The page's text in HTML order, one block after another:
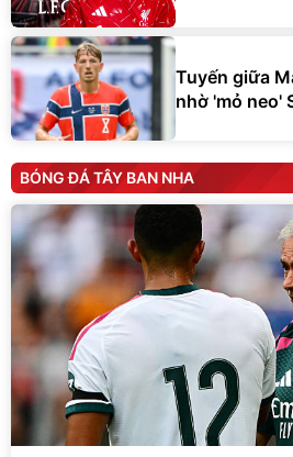
Tuyến giữa
nhờ 'mỏ neo'
BÓNG ĐÁ TÂY BAN NHA